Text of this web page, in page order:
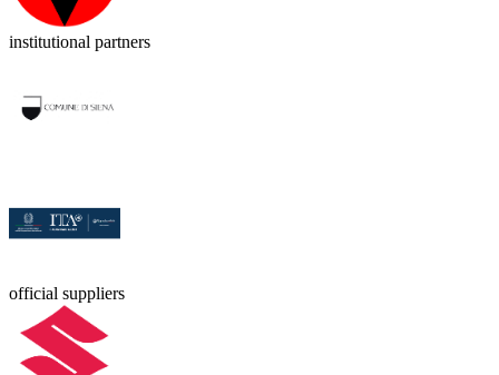
institutional partners
official suppliers